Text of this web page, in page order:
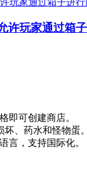
许玩家通过箱
即可创建商店。
、药水和怪物蛋。
言，支持国际化。